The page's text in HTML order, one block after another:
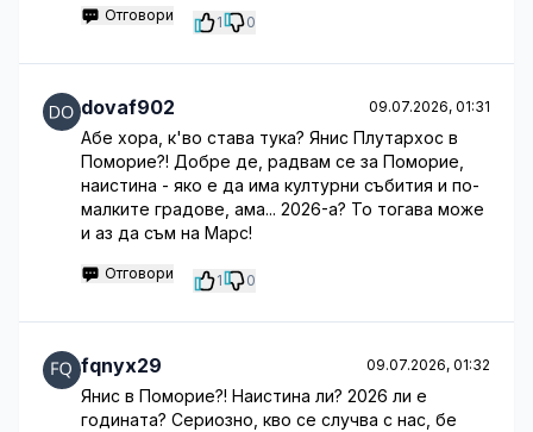
Отговори 1 0
dovaf902 09.07.2026, 01:31
Абе хора, к'во става тука? Янис Плутархос в
Поморие?! Добре де, радвам се за Поморие,
наистина - яко е да има културни събития и по-
малките градове, ама... 2026-а? То тогава може
и аз да съм на Марс!
Отговори 1 0
fqnyx29 09.07.2026, 01:32
Янис в Поморие?! Наистина ли? 2026 ли е
годината? Сериозно, кво се случва с нас, бе